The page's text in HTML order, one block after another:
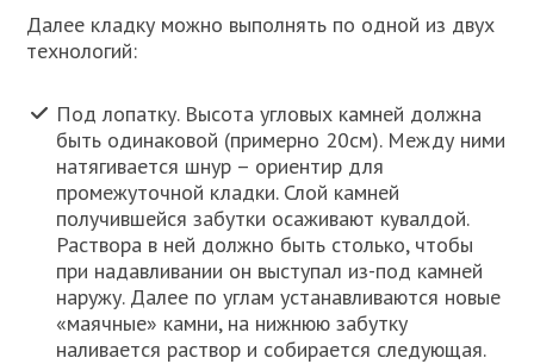
Далее кладку можно выполнять по одной из двух
технологий:
Под лопатку. Высота угловых камней должна
быть одинаковой (примерно 20см). Между ними
натягивается шнур – ориентир для
промежуточной кладки. Слой камней
получившейся забутки осаживают кувалдой.
Раствора в ней должно быть столько, чтобы
при надавливании он выступал из-под камней
наружу. Далее по углам устанавливаются новые
«маячные» камни, на нижнюю забутку
наливается раствор и собирается следующая.